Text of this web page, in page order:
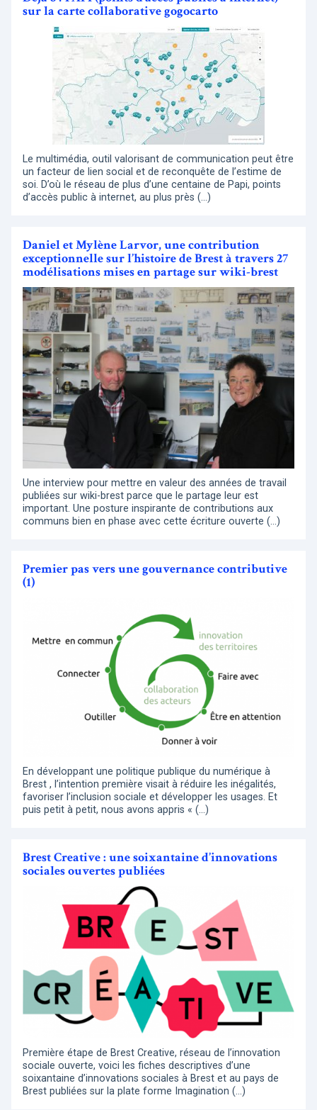
sur la carte collaborative gogocarto
Le multimédia, outil valorisant de communication peut être
un facteur de lien social et de reconquête de l’estime de
soi. D’où le réseau de plus d’une centaine de Papi, points
d’accès public à internet, au plus près (…)
Daniel et Mylène Larvor, une contribution
exceptionnelle sur l’histoire de Brest à travers 27
modélisations mises en partage sur wiki-brest
Une interview pour mettre en valeur des années de travail
publiées sur wiki-brest parce que le partage leur est
important. Une posture inspirante de contributions aux
communs bien en phase avec cette écriture ouverte (…)
Premier pas vers une gouvernance contributive
(1)
En développant une politique publique du numérique à
Brest , l’intention première visait à réduire les inégalités,
favoriser l’inclusion sociale et développer les usages. Et
puis petit à petit, nous avons appris « (…)
Brest Creative : une soixantaine d’innovations
sociales ouvertes publiées
Première étape de Brest Creative, réseau de l’innovation
sociale ouverte, voici les fiches descriptives d’une
soixantaine d’innovations sociales à Brest et au pays de
Brest publiées sur la plate forme Imagination (…)